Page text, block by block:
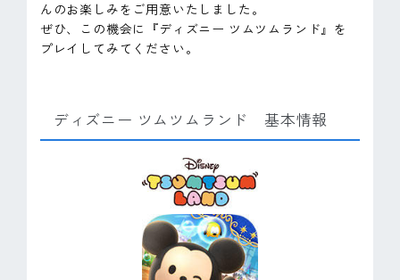
んのお楽しみをご用意いたしました。
ぜひ、この機会に『ディズニー ツムツムランド』を
プレイしてみてください。
ディズニー ツムツムランド 基本情報